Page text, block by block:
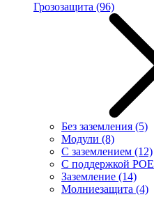
Грозозащита (96)
Без заземления (5)
Модули (8)
С заземлением (12)
С поддержкой POE
Заземление (14)
Молниезащита (4)